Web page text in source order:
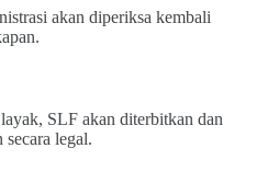
akan diperiksa kembali
SLF akan diterbitkan dan
secara legal.